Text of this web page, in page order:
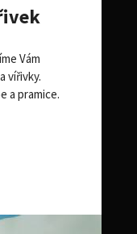
Vám
vířivky.
a pramice.